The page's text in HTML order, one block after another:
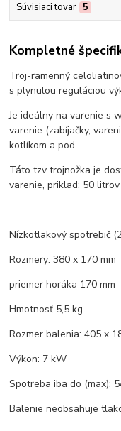
Súvisiaci tovar 5
Kompletné
Troj-ramenný
s plynulou reguláciou
Je ideálny na varenie s
varenie (zabíjačky,
kotlíkom a pod ..
Táto tzv trojnožka je
varenie, priklad: 50
Nízkotlakový spotrebič
Rozmery: 380 x 170 mm
priemer horáka 170 mm
Hmotnosť 5,5 kg
Rozmer balenia: 405 x
Výkon: 7 kW
Spotreba iba do (max):
Balenie neobsahuje